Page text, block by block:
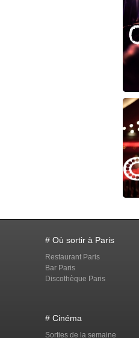
# Où sortir à Paris
Restaurant Paris
Bar Paris
Discothèque Paris
# Cinéma
Sorties de la semaine